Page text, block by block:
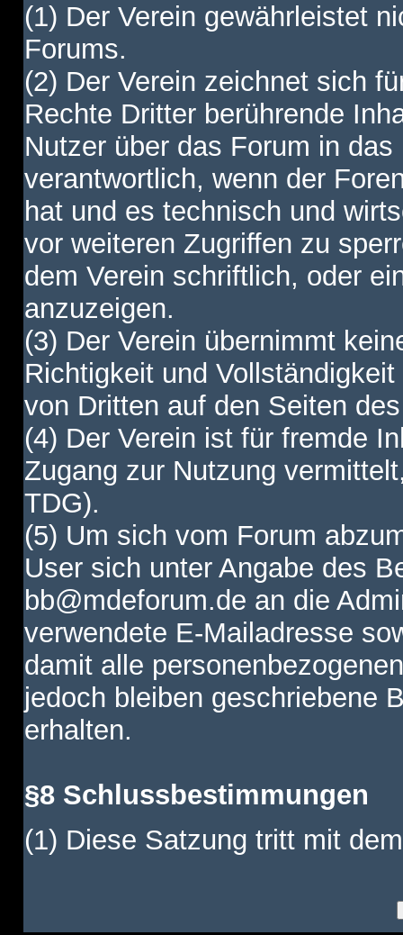
(1) Der Verein gewährleistet
Forums.
(2) Der Verein zeichnet sich
Rechte Dritter berührende
Nutzer über das Forum in
verantwortlich, wenn der
hat und es technisch und
vor weiteren Zugriffen zu
dem Verein schriftlich, oder
anzuzeigen.
(3) Der Verein übernimmt
Richtigkeit und
von Dritten auf den Seiten
(4) Der Verein ist für fremde
Zugang zur Nutzung
TDG).
(5) Um sich vom Forum
User sich unter Angabe des
bb@mdeforum.de an die
verwendete E-Mailadresse
damit alle
jedoch bleiben geschriebene
erhalten.
§8 Schlussbestimmungen
(1) Diese Satzung tritt mit